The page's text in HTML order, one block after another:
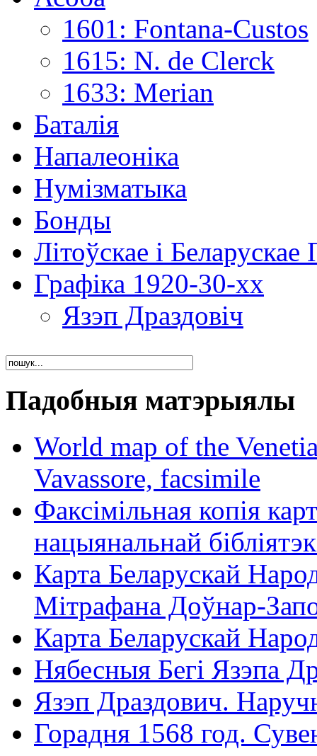
1601: Fontana-Custos
1615: N. de Clerck
1633: Merian
Баталія
Напалеоніка
Нумізматыка
Бонды
Літоўскае і
Графіка 1920-30-хх
Язэп Драздовіч
Падобныя матэрыялы
World map of the
Vavassore, facsimile
Факсімільная копія
нацыянальнай
Карта Беларускай
Мітрафана Доўнар-
Карта Беларускай
Нябесныя Бегі Язэпа
Язэп Драздович.
Горадня 1568 год.